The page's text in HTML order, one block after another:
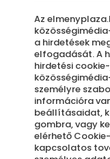
Rafting
adrenalin
Kellemes
ahol profi
várja azokat,
időre
forgatagából.
remek
vagy akár a
Az
a hirdetések
elfogadását. A
hirdetési
személyre
információra
beállításaidat,
gombra, vagy
elérhető
kapcsolatos